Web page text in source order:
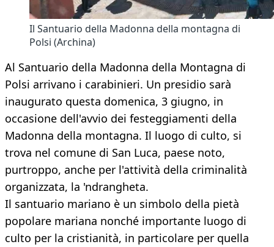
Il Santuario della Madonna della montagna di
Polsi (Archina)
Al Santuario della Madonna della Montagna di
Polsi arrivano i carabinieri. Un presidio sarà
inaugurato questa domenica, 3 giugno, in
occasione dell'avvio dei festeggiamenti della
Madonna della montagna. Il luogo di culto, si
trova nel comune di San Luca, paese noto,
purtroppo, anche per l'attività della criminalità
organizzata, la 'ndrangheta.
Il santuario mariano è un simbolo della pietà
popolare mariana nonché importante luogo di
culto per la cristianità, in particolare per quella